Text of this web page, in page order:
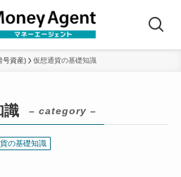
号資産) 仮想通貨の基礎知識
識 – category –
の基礎知識